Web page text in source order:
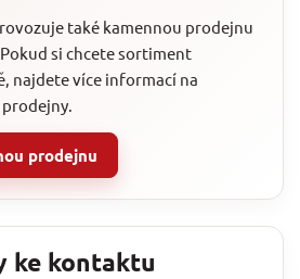
také kamennou prodejnu
si chcete sortiment
najdete více informací na
prodejnu
ke kontaktu